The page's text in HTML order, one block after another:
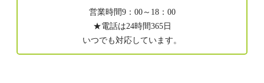
営業時間9：00～18：00
★電話は24時間365日
いつでも対応しています。